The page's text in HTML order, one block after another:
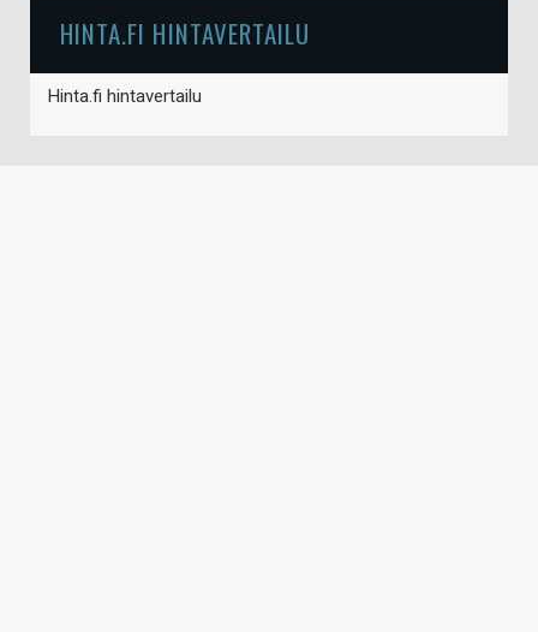
HINTA.FI HINTAVERTAILU
Hinta.fi hintavertailu